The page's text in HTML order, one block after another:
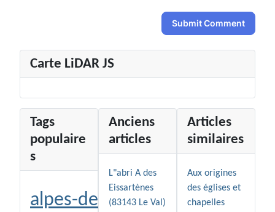
Submit Comment
Carte LiDAR JS
Tags
populaire
s
alpes-de-
Anciens
articles
L"abri A des
Eissartènes
(83143 Le Val)
Articles
similaires
Aux origines
des églises et
chapelles